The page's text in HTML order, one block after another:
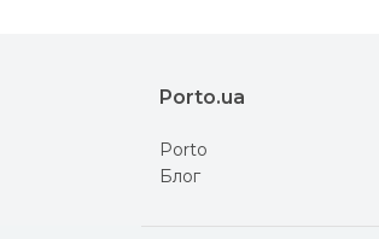
Porto.ua
Porto
Блог